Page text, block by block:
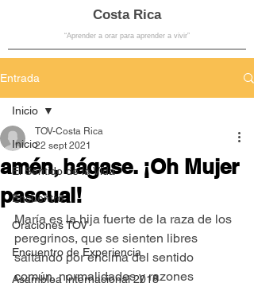
Costa Rica
“Aprender a orar para aprender a vivir”
Entrada
Inicio
El Sentido de la Vida
Encuentro
Oraciones TOV
Encuentro de Experiencia
Asamblea Internacional 2018
Inicio
amén, hágase. ¡Oh Mujer
pascual!
TOV-Costa Rica
22 sept 2021
María es la hija fuerte de la raza de los
peregrinos, que se sienten libres
saltando por encima del sentido
común, normalidades y razones